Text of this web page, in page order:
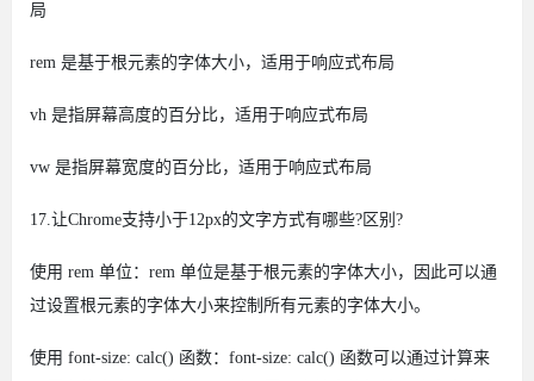
局
rem 是基于根元素的字体大小，适用于响应式布局
vh 是指屏幕高度的百分比，适用于响应式布局
vw 是指屏幕宽度的百分比，适用于响应式布局
17.让Chrome支持小于12px的文字方式有哪些?区别?
使用 rem 单位：rem 单位是基于根元素的字体大小，因此可以通
过设置根元素的字体大小来控制所有元素的字体大小。
使用 font-size: calc() 函数：font-size: calc() 函数可以通过计算来